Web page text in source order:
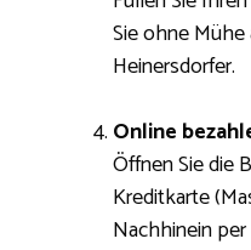
Sie ohne
Heinersdorfer.
Online
Öffnen Sie die
Kreditkarte
Nachhinein